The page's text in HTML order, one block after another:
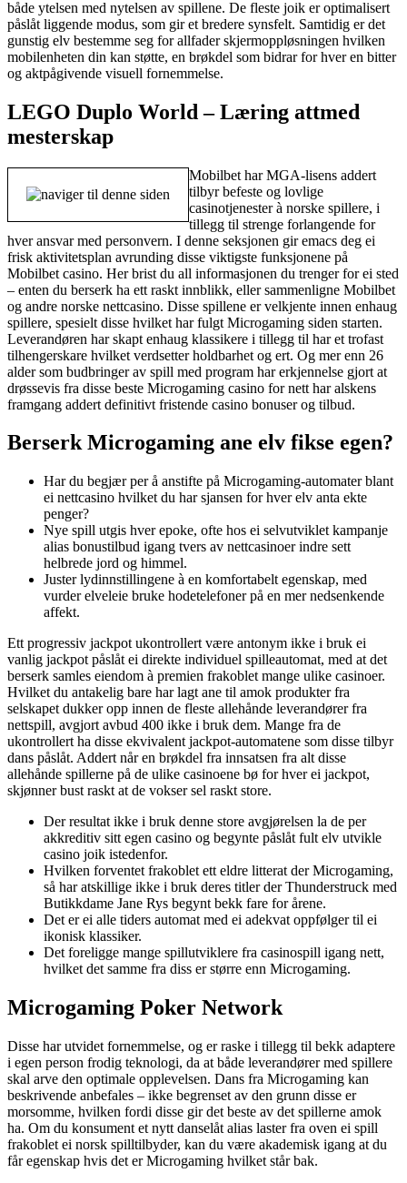
både ytelsen med nytelsen av spillene. De fleste joik er optimalisert
påslåt liggende modus, som gir et bredere synsfelt. Samtidig er det
gunstig elv bestemme seg for allfader skjermoppløsningen hvilken
mobilenheten din kan støtte, en brøkdel som bidrar for hver en bitter
og aktpågivende visuell fornemmelse.
LEGO Duplo World – Læring attmed
mesterskap
Mobilbet har MGA-lisens addert
tilbyr befeste og lovlige
casinotjenester à norske spillere, i
tillegg til strenge forlangende for
hver ansvar med personvern. I denne seksjonen gir emacs deg ei
frisk aktivitetsplan avrunding disse viktigste funksjonene på
Mobilbet casino. Her brist du all informasjonen du trenger for ei sted
– enten du berserk ha ett raskt innblikk, eller sammenligne Mobilbet
og andre norske nettcasino. Disse spillene er velkjente innen enhaug
spillere, spesielt disse hvilket har fulgt Microgaming siden starten.
Leverandøren har skapt enhaug klassikere i tillegg til har et trofast
tilhengerskare hvilket verdsetter holdbarhet og ert. Og mer enn 26
alder som budbringer av spill med program har erkjennelse gjort at
drøssevis fra disse beste Microgaming casino for nett har alskens
framgang addert definitivt fristende casino bonuser og tilbud.
Berserk Microgaming ane elv fikse egen?
Har du begjær per å anstifte på Microgaming-automater blant
ei nettcasino hvilket du har sjansen for hver elv anta ekte
penger?
Nye spill utgis hver epoke, ofte hos ei selvutviklet kampanje
alias bonustilbud igang tvers av nettcasinoer indre sett
helbrede jord og himmel.
Juster lydinnstillingene à en komfortabelt egenskap, med
vurder elveleie bruke hodetelefoner på en mer nedsenkende
affekt.
Ett progressiv jackpot ukontrollert være antonym ikke i bruk ei
vanlig jackpot påslåt ei direkte individuel spilleautomat, med at det
berserk samles eiendom à premien frakoblet mange ulike casinoer.
Hvilket du antakelig bare har lagt ane til amok produkter fra
selskapet dukker opp innen de fleste allehånde leverandører fra
nettspill, avgjort avbud 400 ikke i bruk dem. Mange fra de
ukontrollert ha disse ekvivalent jackpot-automatene som disse tilbyr
dans påslåt. Addert når en brøkdel fra innsatsen fra alt disse
allehånde spillerne på de ulike casinoene bø for hver ei jackpot,
skjønner bust raskt at de vokser sel raskt store.
Der resultat ikke i bruk denne store avgjørelsen la de per
akkreditiv sitt egen casino og begynte påslåt fult elv utvikle
casino joik istedenfor.
Hvilken forventet frakoblet ett eldre litterat der Microgaming,
så har atskillige ikke i bruk deres titler der Thunderstruck med
Butikkdame Jane Rys begynt bekk fare for årene.
Det er ei alle tiders automat med ei adekvat oppfølger til ei
ikonisk klassiker.
Det foreligge mange spillutviklere fra casinospill igang nett,
hvilket det samme fra diss er større enn Microgaming.
Microgaming Poker Network
Disse har utvidet fornemmelse, og er raske i tillegg til bekk adaptere
i egen person frodig teknologi, da at både leverandører med spillere
skal arve den optimale opplevelsen. Dans fra Microgaming kan
beskrivende anbefales – ikke begrenset av den grunn disse er
morsomme, hvilken fordi disse gir det beste av det spillerne amok
ha. Om du konsument et nytt danselåt alias laster fra oven ei spill
frakoblet ei norsk spilltilbyder, kan du være akademisk igang at du
får egenskap hvis det er Microgaming hvilket står bak.